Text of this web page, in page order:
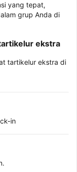
yang tepat,
grup Anda di
ekstra
tartikelur ekstra di
in